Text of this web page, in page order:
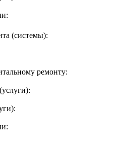
(системы):
ремонту: